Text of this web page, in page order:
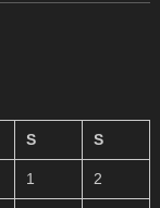
S S
1 2